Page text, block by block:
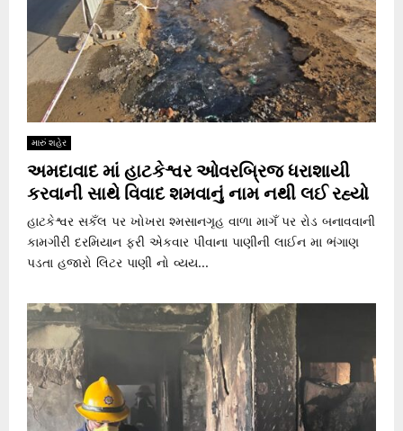
મારું શહેર
અમદાવાદ માં હાટકેશ્વર ઓવરબ્રિજ ધરાશાયી
કરવાની સાથે વિવાદ શમવાનું નામ નથી લઈ રહ્યો
હાટકેશ્વર સકઁલ પર ખોખરા શ્મસાનગૃહ વાળા માગઁ પર રોડ બનાવવાની
કામગીરી દરમિયાન ફરી એકવાર પીવાના પાણીની લાઈન મા ભંગાણ
પડતા હજારો લિટર પાણી નો વ્યય...